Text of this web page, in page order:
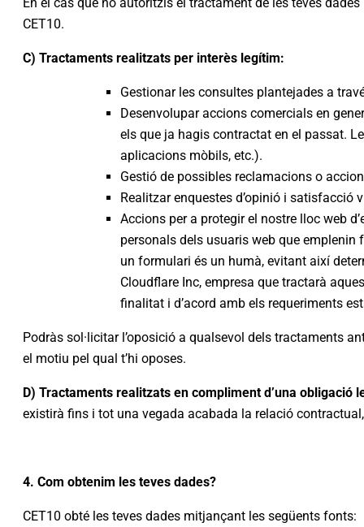
CET10.
C) Tractaments realitzats per interès legítim:
Gestionar les consultes plantejades a
Desenvolupar accions comercials en
els que ja hagis contractat en el passat.
aplicacions mòbils, etc.).
Gestió de possibles reclamacions o
Realitzar enquestes d’opinió i satisfacció
Accions per a protegir el nostre lloc web
personals dels usuaris web que emplenin
un formulari és un humà, evitant així
Cloudflare Inc, empresa que tractarà
finalitat i d’acord amb els requeriments
Podràs sol·licitar l’oposició a qualsevol dels tractaments
el motiu pel qual t’hi oposes.
D) Tractaments realitzats en compliment d’una obligació
existirà fins i tot una vegada acabada la relació
4. Com obtenim les teves dades?
CET10 obté les teves dades mitjançant les següents fonts: